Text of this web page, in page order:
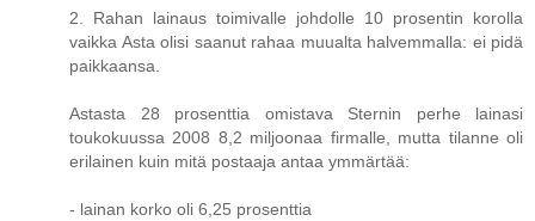
2. Rahan lainaus toimivalle johdolle 10 prosentin korolla
vaikka Asta olisi saanut rahaa muualta halvemmalla: ei pidä
paikkaansa.
Astasta 28 prosenttia omistava Sternin perhe lainasi
toukokuussa 2008 8,2 miljoonaa firmalle, mutta tilanne oli
erilainen kuin mitä postaaja antaa ymmärtää:
- lainan korko oli 6,25 prosenttia